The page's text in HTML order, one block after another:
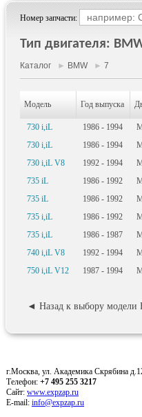
Номер запчасти:
Тип двигателя:
Каталог ► BMW ► 7
Модель Год выпуска
730 i,iL 1986 - 1994
730 i,iL
1986 - 1994
730 i,iL V8
1992 - 1994
735 iL
1986 - 1992
735 iL
1986 - 1992
735 i,iL
1986 - 1992
735 i,iL
1986 - 1987
740 i,iL V8
1992 - 1994
750 i,iL V12
1987 - 1994
◄ Назад к выбору модели
г.Москва, ул. Академика Скрябина
Телефон: +7 495 255 3217
Сайт: www.expzap.ru
E-mail: info@expzap.ru